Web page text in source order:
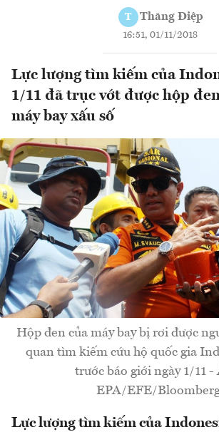
T Thăng Điệp
16:51, 01/11/2018
Lực lượng tìm kiếm của
1/11 đã trục vớt được hộp
máy bay xấu số
Hộp đen của máy bay bị rơi được
quan tìm kiếm cứu hộ quốc gia
trước báo giới ngày 1/11 -
EPA/EFE/
Lực lượng tìm kiếm của